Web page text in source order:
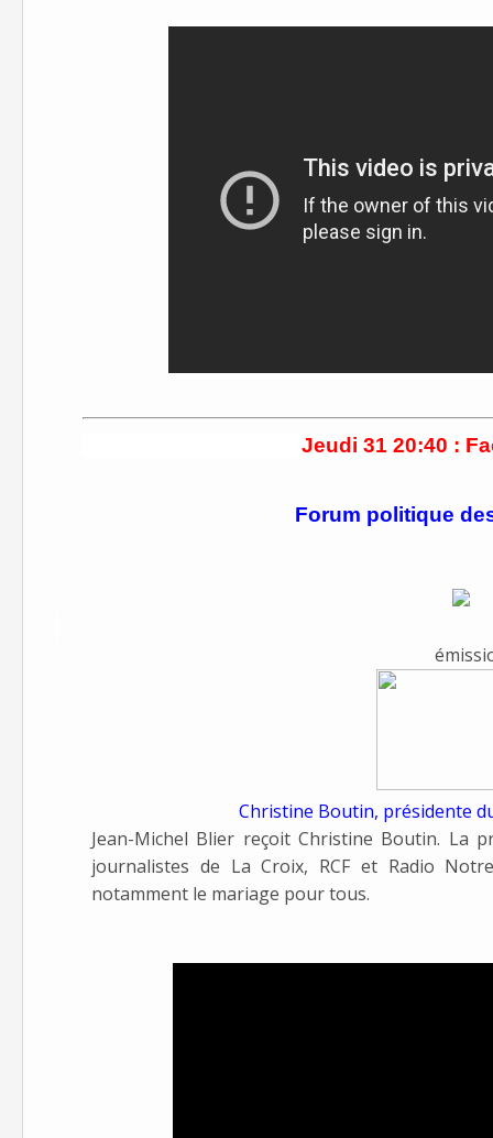
Jeudi 31 20:40 :
Forum politique
Christine Boutin, présidente
Jean-Michel Blier reçoit Christine Boutin. La
journalistes de La Croix, RCF et Radio
notamment le mariage pour tous.